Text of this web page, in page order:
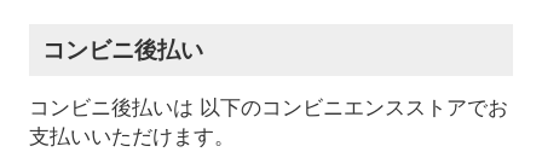
コンビニ後払い
コンビニ後払いは 以下のコンビニエンスストアでお
支払いいただけます。